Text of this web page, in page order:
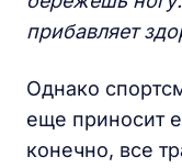
прибавляет
Однако
еще приносит
конечно, все